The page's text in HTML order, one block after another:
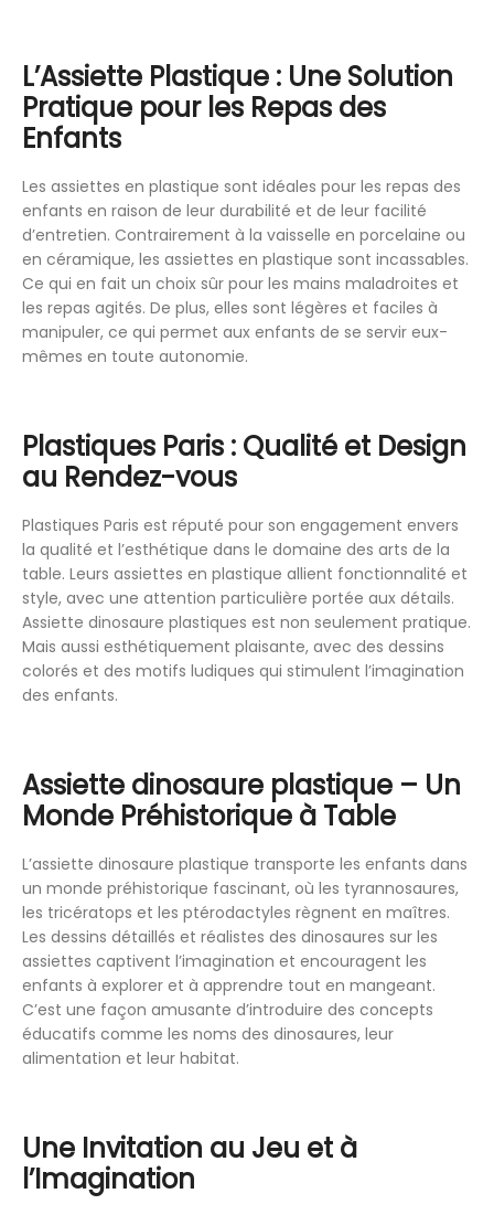
L’Assiette Plastique : Une Solution
Pratique pour les Repas des
Enfants
Les assiettes en plastique sont idéales pour les repas des
enfants en raison de leur durabilité et de leur facilité
d’entretien. Contrairement à la vaisselle en porcelaine ou
en céramique, les assiettes en plastique sont incassables.
Ce qui en fait un choix sûr pour les mains maladroites et
les repas agités. De plus, elles sont légères et faciles à
manipuler, ce qui permet aux enfants de se servir eux-
mêmes en toute autonomie.
Plastiques Paris : Qualité et Design
au Rendez-vous
Plastiques Paris est réputé pour son engagement envers
la qualité et l’esthétique dans le domaine des arts de la
table. Leurs assiettes en plastique allient fonctionnalité et
style, avec une attention particulière portée aux détails.
Assiette dinosaure plastiques est non seulement pratique.
Mais aussi esthétiquement plaisante, avec des dessins
colorés et des motifs ludiques qui stimulent l’imagination
des enfants.
Assiette dinosaure plastique – Un
Monde Préhistorique à Table
L’assiette dinosaure plastique transporte les enfants dans
un monde préhistorique fascinant, où les tyrannosaures,
les tricératops et les ptérodactyles règnent en maîtres.
Les dessins détaillés et réalistes des dinosaures sur les
assiettes captivent l’imagination et encouragent les
enfants à explorer et à apprendre tout en mangeant.
C’est une façon amusante d’introduire des concepts
éducatifs comme les noms des dinosaures, leur
alimentation et leur habitat.
Une Invitation au Jeu et à
l’Imagination